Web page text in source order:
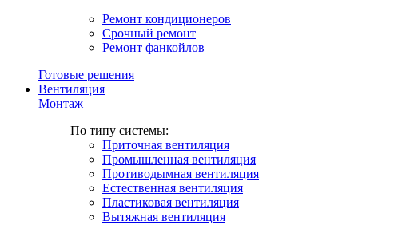
Ремонт кондиционеров
Срочный ремонт
Ремонт фанкойлов
Готовые решения
Вентиляция
Монтаж
По типу системы:
Приточная вентиляция
Промышленная вентиляция
Противодымная вентиляция
Естественная вентиляция
Пластиковая вентиляция
Вытяжная вентиляция